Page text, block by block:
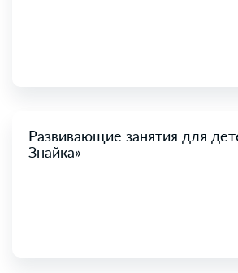
Развивающие занятия для
Знайка»